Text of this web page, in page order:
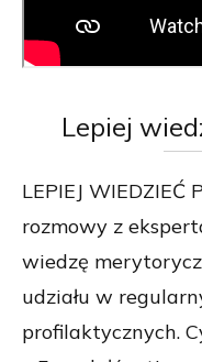
Lepiej
LEPIEJ WIEDZIEĆ
rozmowy z
wiedzę
udziału w
profilaktycznych.